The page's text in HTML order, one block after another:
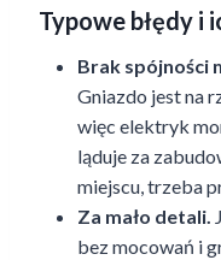
Typowe błędy i
Brak spójności
Gniazdo jest na
więc elektryk
ląduje za
miejscu, trzeba
Za mało detali.
bez mocowań i